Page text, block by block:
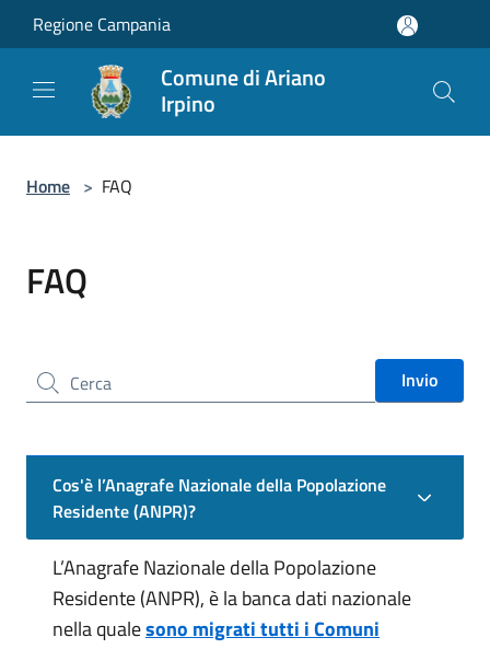
Salta al contenuto principale
Regione Campania
Comune di Ariano
Irpino
Home > FAQ
FAQ
Cerca nel sito Invio
Cos'è l’Anagrafe Nazionale della Popolazione
Residente (ANPR)?
L’Anagrafe Nazionale della Popolazione
Residente (ANPR), è la banca dati nazionale
nella qualesono migrati tutti i Comuni